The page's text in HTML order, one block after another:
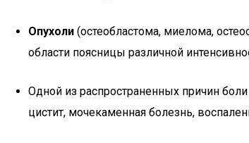
Опухоли (остеобластома, миелома,
области поясницы различной
Одной из распространенных причин
цистит, мочекаменная болезнь,